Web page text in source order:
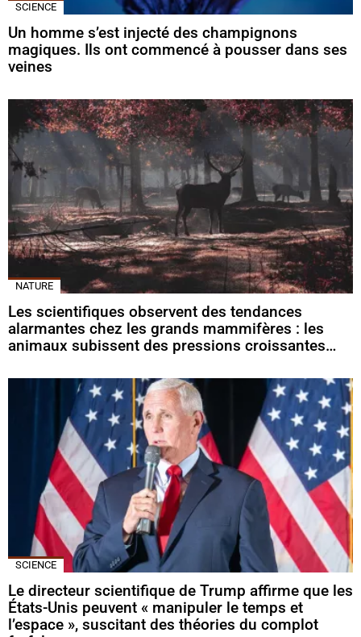
SCIENCE
Un homme s’est injecté des champignons
magiques. Ils ont commencé à pousser dans ses
veines
NATURE
Les scientifiques observent des tendances
alarmantes chez les grands mammifères : les
animaux subissent des pressions croissantes…
SCIENCE
Le directeur scientifique de Trump affirme que les
États-Unis peuvent « manipuler le temps et
l’espace », suscitant des théories du complot